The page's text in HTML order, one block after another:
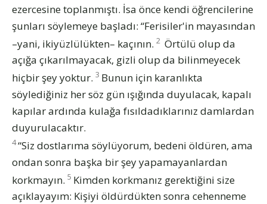
ezercesine toplanmıştı. İsa önce kendi öğrencilerine
şunları söylemeye başladı: “Ferisiler'in mayasından
–yani, ikiyüzlülükten– kaçının. 2 Örtülü olup da
açığa çıkarılmayacak, gizli olup da bilinmeyecek
hiçbir şey yoktur. 3 Bunun için karanlıkta
söylediğiniz her söz gün ışığında duyulacak, kapalı
kapılar ardında kulağa fısıldadıklarınız damlardan
duyurulacaktır.
4“Siz dostlarıma söylüyorum, bedeni öldüren, ama
ondan sonra başka bir şey yapamayanlardan
korkmayın. 5 Kimden korkmanız gerektiğini size
açıklayayım: Kişiyi öldürdükten sonra cehenneme